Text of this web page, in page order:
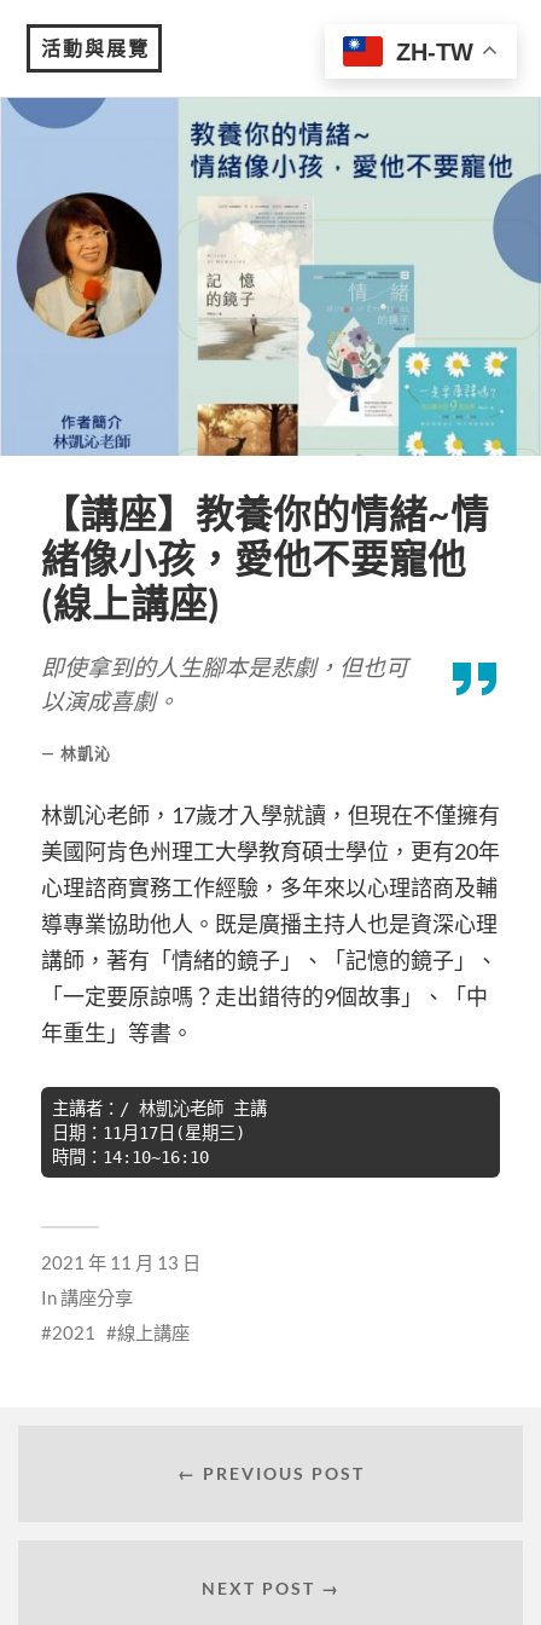
活動與展覽 MENU
【講座】教養你的情緒~情
緒像小孩，愛他不要寵他
(線上講座)
即使拿到的人生腳本是悲劇，但也可
以演成喜劇。
林凱沁
林凱沁老師，17歲才入學就讀，但現在不僅擁有
美國阿肯色州理工大學教育碩士學位，更有20年
心理諮商實務工作經驗，多年來以心理諮商及輔
導專業協助他人。既是廣播主持人也是資深心理
講師，著有「情緒的鏡子」、「記憶的鏡子」、
「一定要原諒嗎？走出錯待的9個故事」、「中
年重生」等書。
主講者：/ 林凱沁老師 主講
日期：11月17日(星期三)
時間：14:10~16:10
2021 年 11 月 13 日
In講座分享
2021
線上講座
← PREVIOUS POST
NEXT POST →
ZH-TW